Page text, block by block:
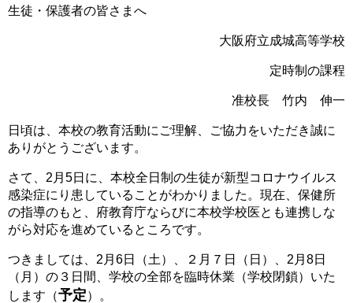
生徒・保護者の皆さまへ
大阪府立成城高等学校
定時制の課程
准校長 竹内 伸一
日頃は、本校の教育活動にご理解、ご協力をいただき誠に
ありがとうございます。
さて、2月5日に、本校全日制の生徒が新型コロナウイルス
感染症にり患していることがわかりました。現在、保健所
の指導のもと、府教育庁ならびに本校学校医とも連携しな
がら対応を進めているところです。
つきましては、2月6日（土）、２月７日（日）、2月8日
（月）の３日間、学校の全部を臨時休業（学校閉鎖）いた
します（予定）。